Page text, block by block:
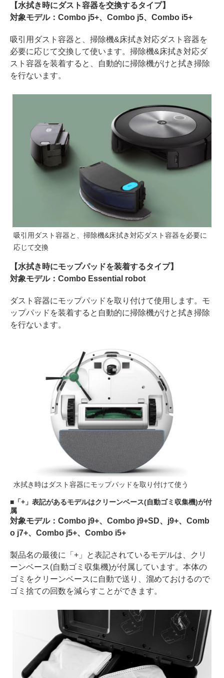
【水拭き時にダスト容器を交換するタイプ】
対象モデル：Combo j5+、Combo j5、Combo i5+
吸引用ダスト容器と、掃除機&床拭き対応ダスト容器を
必要に応じて交換して使います。掃除機&床拭き対応ダ
スト容器を装着すると、自動的に掃除機がけと拭き掃除
を行ないます。
吸引用ダスト容器と、掃除機&床拭き対応ダスト容器を必要に
応じて交換
【水拭き時にモップパッドを装着するタイプ】
対象モデル：Combo Essential robot
ダスト容器にモップパッドを取り付けて使用します。モ
ップパッドを装着すると自動的に掃除機がけと拭き掃除
を行ないます。
水拭き時はダスト容器にモップパッドを取り付けて使う
「+」表記があるモデルはクリーンベース(自動ゴミ収集機)が付
属
対象モデル：Combo j9+、Combo j9+SD、j9+、Comb
o j7+、Combo j5+、Combo i5+
製品名の最後に「+」と表記されているモデルは、クリ
ーンベース(自動ゴミ収集機)が付属しています。本体の
ゴミをクリーンベースに自動で送り、溜めておけるので
ゴミ捨ての回数を減らすことができます。